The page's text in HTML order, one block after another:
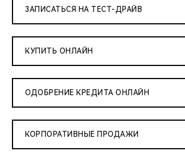
ЗАПИСАТЬСЯ НА ТЕСТ-ДРАЙВ
КУПИТЬ ОНЛАЙН
ОДОБРЕНИЕ КРЕДИТА ОНЛАЙН
КОРПОРАТИВНЫЕ ПРОДАЖИ